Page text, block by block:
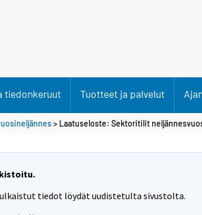
tiedonkeruut Tuotteet ja palvelut
> Laatuseloste: Sektoritilit
tiedot löydät uudistetulta sivustolta.